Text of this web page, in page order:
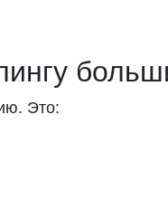
Это: